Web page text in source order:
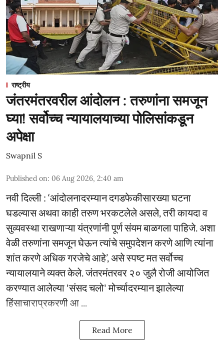
राष्ट्रीय
जंतरमंतरवरील आंदोलन : तरुणांना समजून
घ्या! सर्वोच्च न्यायालयाच्या पोलिसांकडून
अपेक्षा
Swapnil S
Published on: 06 Aug 2026, 2:40 am
नवी दिल्ली : ‘आंदोलनादरम्यान दगडफेकीसारख्या घटना
घडल्यास अथवा काही तरुण भरकटलेले असले, तरी कायदा व
सुव्यवस्था राखणाऱ्या यंत्रणांनी पूर्ण संयम बाळगला पाहिजे. अशा
वेळी तरुणांना समजून घेऊन त्यांचे समुपदेशन करणे आणि त्यांना
शांत करणे अधिक गरजेचे आहे’, असे स्पष्ट मत सर्वोच्च
न्यायालयाने व्यक्त केले. जंतरमंतरवर २० जुलै रोजी आयोजित
करण्यात आलेल्या 'संसद चलो' मोर्च्यादरम्यान झालेल्या
हिंसाचाराप्रकरणी आ ...
Read More